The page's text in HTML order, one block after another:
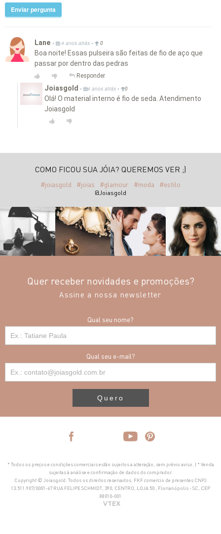
Enviar pergunta
Lane • 4 anos atrás • 0
Boa noite! Essas pulseira são feitas de fio de aço que
passar por dentro das pedras
Responder
Joiasgold • 4 anos atrás • 0
Olá! O material interno é fio de seda. Atendimento
Joiasgold
COMO FICOU SUA JÓIA? QUEREMOS VER ;)
#joiasgold #joias #glamour #moda #estilo
@Joiasgold
Quer receber novidades e promoções?
Assine a nossa newsletter
Qual seu nome?
Qual seu e-mail?
Quero
* Todos os preços e condições comerciais estão sujeitos a alteração, sem prévio aviso. | * Venda
sujeitas à análise e confirmação de dados do comprador.
Copyright © Joiasgold. Todos os direitos reservados. FKF comercio de presentes CNPJ
13.511.907/0001-67 RUA FELIPE SCHMIDT, 390, CENTRO, LOJA 50 , Florianópolis - SC, CEP
88010-001
VTEX